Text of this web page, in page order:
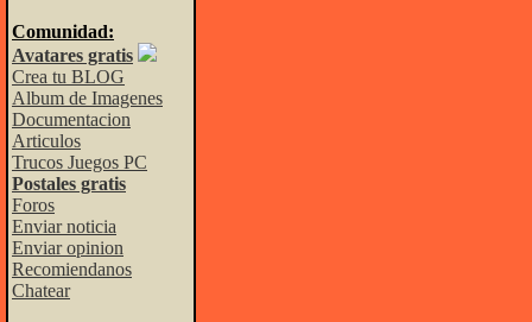
Comunidad:
Avatares gratis
Crea tu BLOG
Album de Imagenes
Documentacion
Articulos
Trucos Juegos PC
Postales gratis
Foros
Enviar noticia
Enviar opinion
Recomiendanos
Chatear